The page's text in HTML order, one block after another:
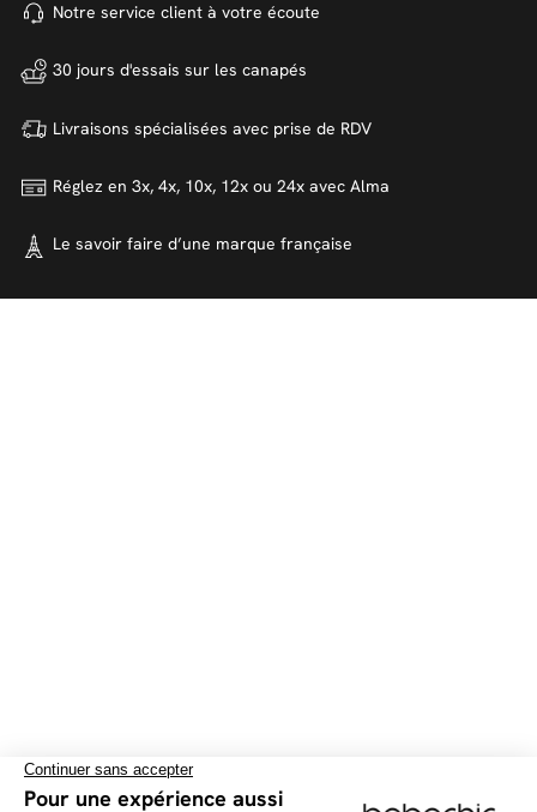
Notre service client à votre écoute
30 jours d'essais sur les canapés
Livraisons spécialisées avec prise de RDV
Réglez en 3x, 4x, 10x, 12x ou 24x avec Alma
Le savoir faire d’une marque française